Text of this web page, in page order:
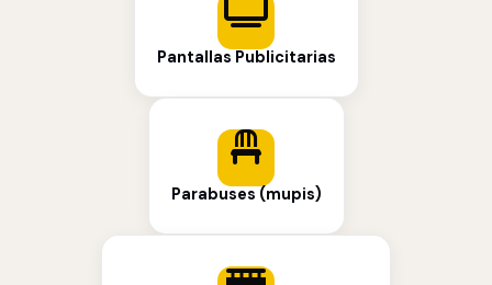
Pantallas Publicitarias
Parabuses (mupis)